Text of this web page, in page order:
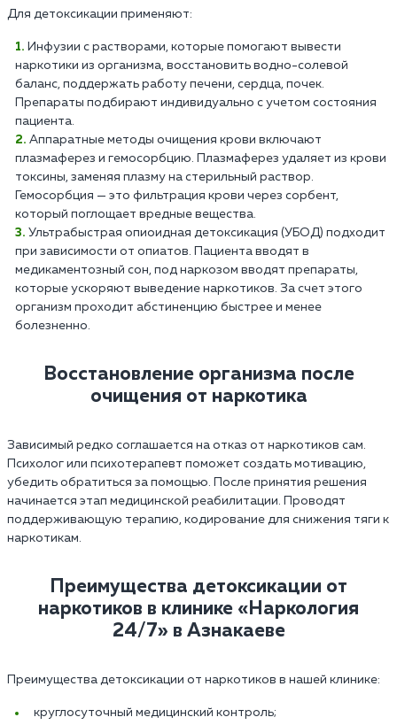
Для детоксикации применяют:
Инфузии с растворами, которые помогают вывести
наркотики из организма, восстановить водно-солевой
баланс, поддержать работу печени, сердца, почек.
Препараты подбирают индивидуально с учетом состояния
пациента.
Аппаратные методы очищения крови включают
плазмаферез и гемосорбцию. Плазмаферез удаляет из крови
токсины, заменяя плазму на стерильный раствор.
Гемосорбция — это фильтрация крови через сорбент,
который поглощает вредные вещества.
Ультрабыстрая опиоидная детоксикация (УБОД) подходит
при зависимости от опиатов. Пациента вводят в
медикаментозный сон, под наркозом вводят препараты,
которые ускоряют выведение наркотиков. За счет этого
организм проходит абстиненцию быстрее и менее
болезненно.
Восстановление организма после
очищения от наркотика
Зависимый редко соглашается на отказ от наркотиков сам.
Психолог или психотерапевт поможет создать мотивацию,
убедить обратиться за помощью. После принятия решения
начинается этап медицинской реабилитации. Проводят
поддерживающую терапию, кодирование для снижения тяги к
наркотикам.
Преимущества детоксикации от
наркотиков в клинике «Наркология
24/7» в Азнакаеве
Преимущества детоксикации от наркотиков в нашей клинике:
круглосуточный медицинский контроль;